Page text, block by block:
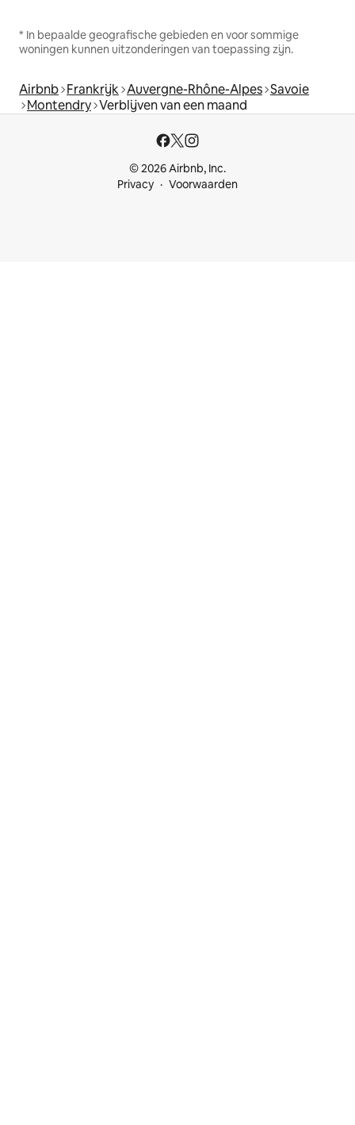
* In bepaalde geografische gebieden en voor sommige
woningen kunnen uitzonderingen van toepassing zijn.
Airbnb Frankrijk Auvergne-Rhône-Alpes Savoie
Montendry Verblijven van een maand
© 2026 Airbnb, Inc.
Privacy
Voorwaarden